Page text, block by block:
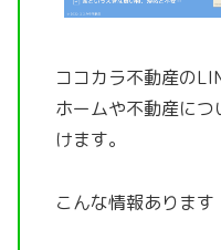
ココカラ不動産の
ホームや不動産に
けます。
こんな情報あります